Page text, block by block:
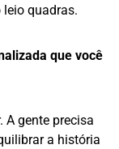
quadras.
que você
A gente precisa
a história